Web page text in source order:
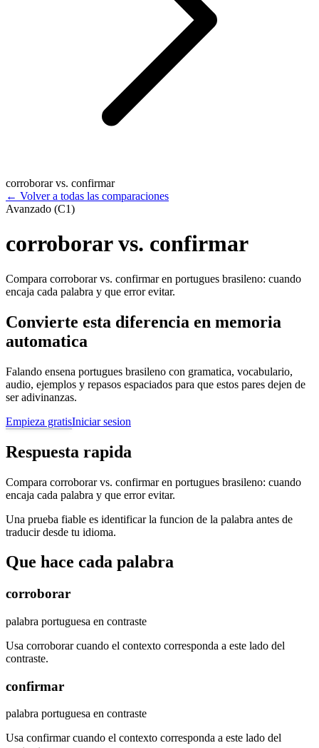
corroborar vs. confirmar
← Volver a todas las comparaciones
Avanzado (C1)
corroborar vs. confirmar
Compara corroborar vs. confirmar en portugues brasileno: cuando
encaja cada palabra y que error evitar.
Convierte esta diferencia en memoria
automatica
Falando ensena portugues brasileno con gramatica, vocabulario,
audio, ejemplos y repasos espaciados para que estos pares dejen de
ser adivinanzas.
Empieza gratisIniciar sesion
Respuesta rapida
Compara corroborar vs. confirmar en portugues brasileno: cuando
encaja cada palabra y que error evitar.
Una prueba fiable es identificar la funcion de la palabra antes de
traducir desde tu idioma.
Que hace cada palabra
corroborar
palabra portuguesa en contraste
Usa corroborar cuando el contexto corresponda a este lado del
contraste.
confirmar
palabra portuguesa en contraste
Usa confirmar cuando el contexto corresponda a este lado del